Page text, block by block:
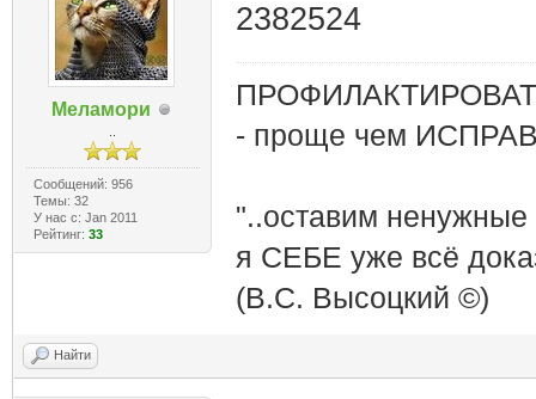
Меламори
Сообщений: 956
Темы: 32
У нас с: Jan 2011
Рейтинг: 33
2382524
- проще чем
"..оставим
я СЕБЕ уже всё
(В.С. Высоцкий ©)
Найти